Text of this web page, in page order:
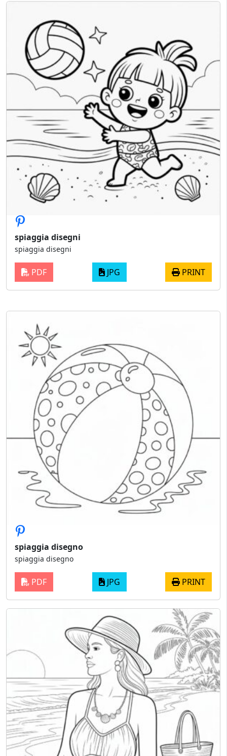
spiaggia disegni
spiaggia disegni
PDF JPG PRINT
spiaggia disegno
spiaggia disegno
PDF JPG PRINT